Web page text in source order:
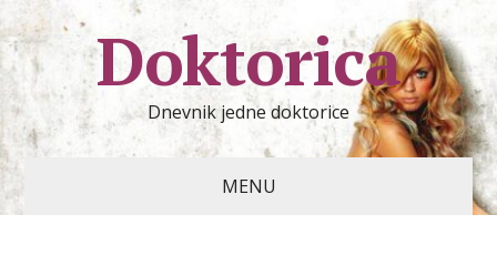
Doktorica
Dnevnik jedne doktorice
MENU